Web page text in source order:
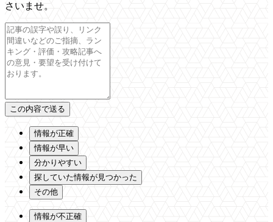
さいませ。
情報が正確
情報が早い
分かりやすい
探していた情報が見つかった
その他
情報が不正確